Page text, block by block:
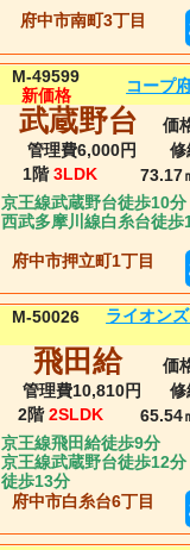
府中市南町3丁目
M-49599
新価格
コープ
武蔵野台 価
管理費6,000円
修
1階 3LDK 73.17
京王線武蔵野台徒歩10分
西武多摩川線白糸台徒歩
府中市押立町1丁目
M-50026
ライオン
飛田給 価
管理費10,810円
修
2階 2SLDK 65.54
京王線飛田給徒歩9分
京王線武蔵野台徒歩12
徒歩13分
府中市白糸台6丁目